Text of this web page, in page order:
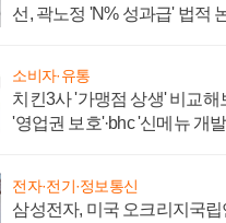
선, 곽노정 'N% 성과급' 법적
소비자·유통
치킨3사 '가맹점 상생' 비교해
'영업권 보호'·bhc '신메뉴 개
전자·전기·정보통신
삼성전자, 미국 오크리지국